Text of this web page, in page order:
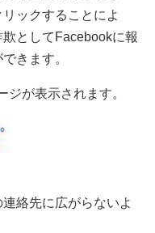
ックすることによ
としてFacebookに報
きます。
が表示されます。
絡先に広がらないよ